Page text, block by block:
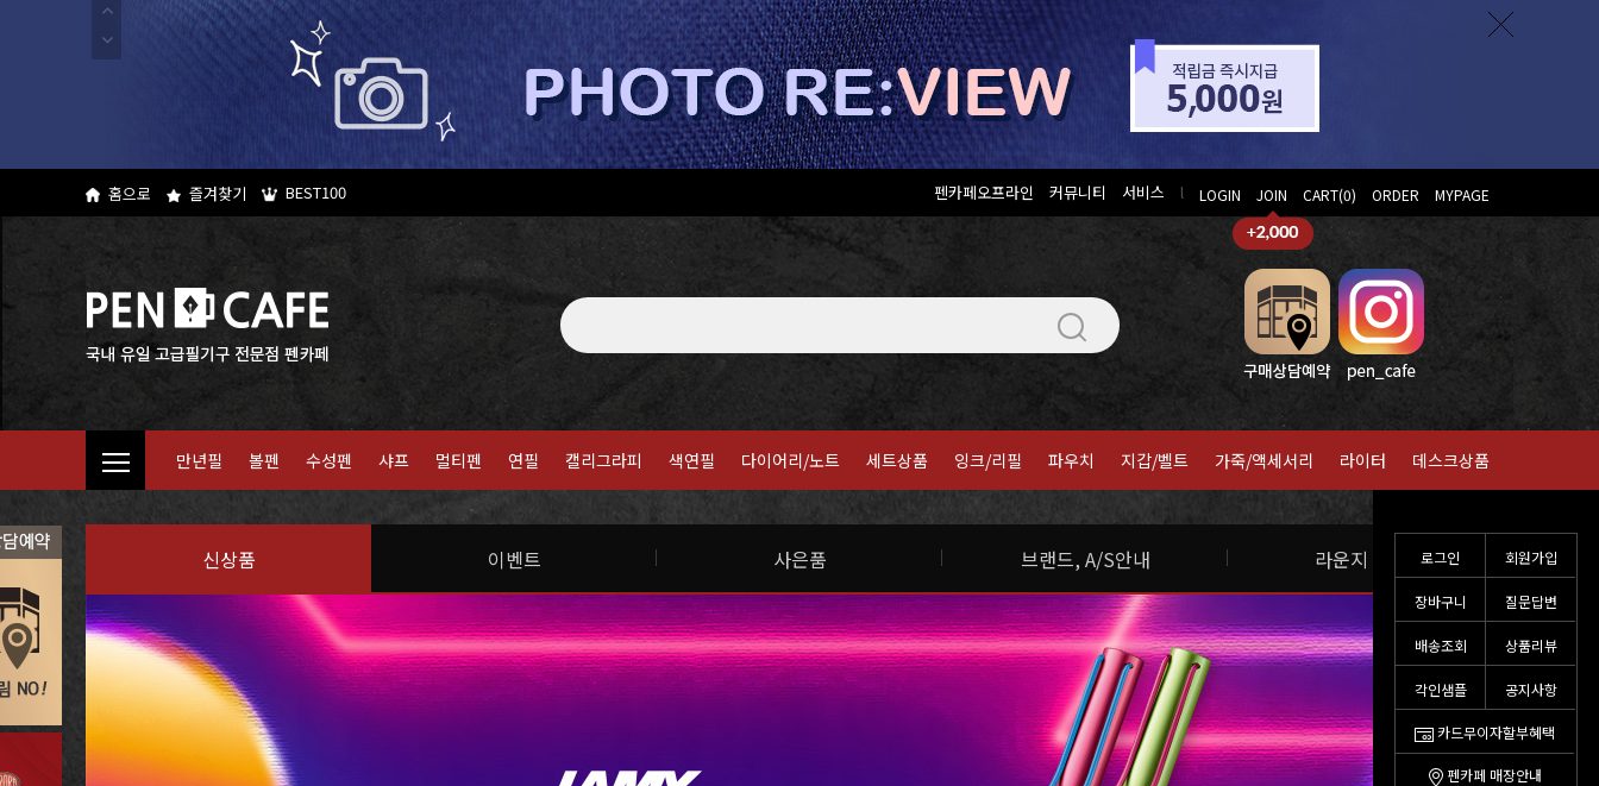
로그인 회원가입
장바구니 질문답변
배송조회 상품리뷰
각인샘플 공지사항
카드무이자할부혜택
펜카페 매장안내
홈으로 즐겨찾기 BEST100 펜카페오프라인 커뮤니티 서비스 l LOGIN JOIN CART(0) ORDER MYPAGE
만년필 볼펜 수성펜 샤프 멀티펜 연필 캘리그라피 색연필 다이어리/노트 세트상품 잉크/리필 파우치 지갑/벨트 가죽/액세서리 라이터 데스크상품
신상품 이벤트 사은품 브랜드, A/S안내 라운지 스토리